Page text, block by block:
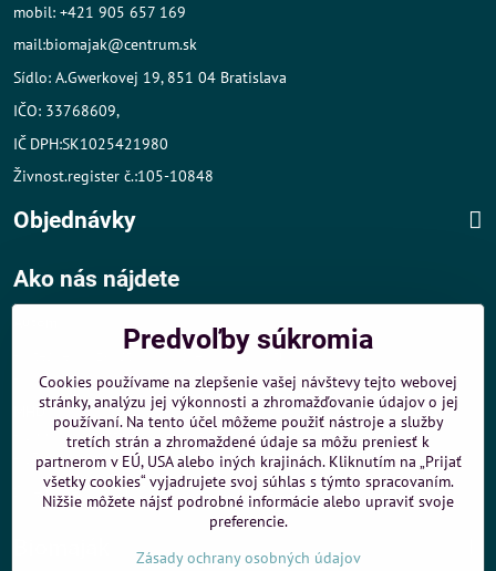
mobil: +421 905 657 169
mail:biomajak@centrum.sk
Sídlo: A.Gwerkovej 19, 851 04 Bratislava
IČO: 33768609,
IČ DPH:SK1025421980
Živnost.register č.:105-10848
Objednávky
Ako nás nájdete
- v tesnej blízkosti diaľničného obchvatu
- dobré parkovacie možnosti 40 m od predajne
MHD:
- 200 m od zastávky MHD Záporožská - autobusy č. 80 a 88
- 250 m od zastávky MHD ŽST Petržalka - autobus 99
Sme umiestnení uShopMania- Internetové nákupy
Predvoľby súkromia
Cookies používame na zlepšenie vašej návštevy tejto webovej
stránky, analýzu jej výkonnosti a zhromažďovanie údajov o jej
používaní. Na tento účel môžeme použiť nástroje a služby
tretích strán a zhromaždené údaje sa môžu preniesť k
partnerom v EÚ, USA alebo iných krajinách. Kliknutím na „Prijať
všetky cookies“ vyjadrujete svoj súhlas s týmto spracovaním.
Nižšie môžete nájsť podrobné informácie alebo upraviť svoje
preferencie.
Zásady ochrany osobných údajov